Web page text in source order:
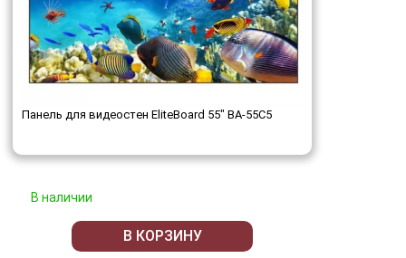
Панель для видеостен EliteBoard 55" BA-55C5
В наличии
В КОРЗИНУ